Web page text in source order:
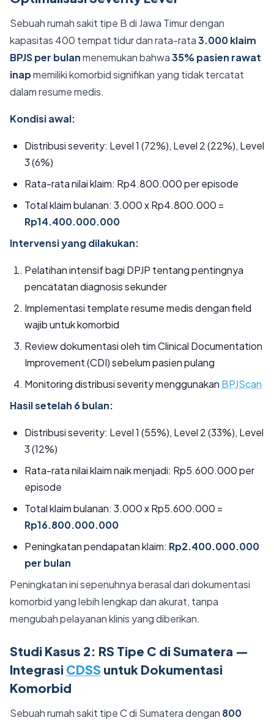
Sebuah rumah sakit tipe B di Jawa Timur dengan
kapasitas 400 tempat tidur dan rata-rata3.000 klaim
BPJS per bulanmenemukan bahwa35% pasien rawat
inapmemiliki komorbid signifikan yang tidak tercatat
dalam resume medis.
Kondisi awal:
Distribusi severity: Level 1 (72%), Level 2 (22%), Level
3 (6%)
Rata-rata nilai klaim: Rp4.800.000 per episode
Total klaim bulanan: 3.000 x Rp4.800.000 =
Rp14.400.000.000
Intervensi yang dilakukan:
Pelatihan intensif bagi DPJP tentang pentingnya
pencatatan diagnosis sekunder
Implementasi template resume medis dengan field
wajib untuk komorbid
Review dokumentasi oleh tim Clinical Documentation
Improvement (CDI) sebelum pasien pulang
Monitoring distribusi severity menggunakan BPJScan
Hasil setelah 6 bulan:
Distribusi severity: Level 1 (55%), Level 2 (33%), Level
3 (12%)
Rata-rata nilai klaim naik menjadi: Rp5.600.000 per
episode
Total klaim bulanan: 3.000 x Rp5.600.000 =
Rp16.800.000.000
Peningkatan pendapatan klaim: Rp2.400.000.000
per bulan
Peningkatan ini sepenuhnya berasal dari dokumentasi
komorbid yang lebih lengkap dan akurat, tanpa
mengubah pelayanan klinis yang diberikan.
Studi Kasus 2: RS Tipe C di Sumatera —
Integrasi CDSS untuk Dokumentasi
Komorbid
Sebuah rumah sakit tipe C di Sumatera dengan 800